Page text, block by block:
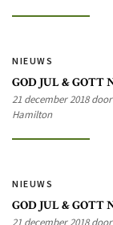
NIEUWS
GOD JUL & GOTT
21 december 2018
Hamilton
NIEUWS
GOD JUL & GOTT